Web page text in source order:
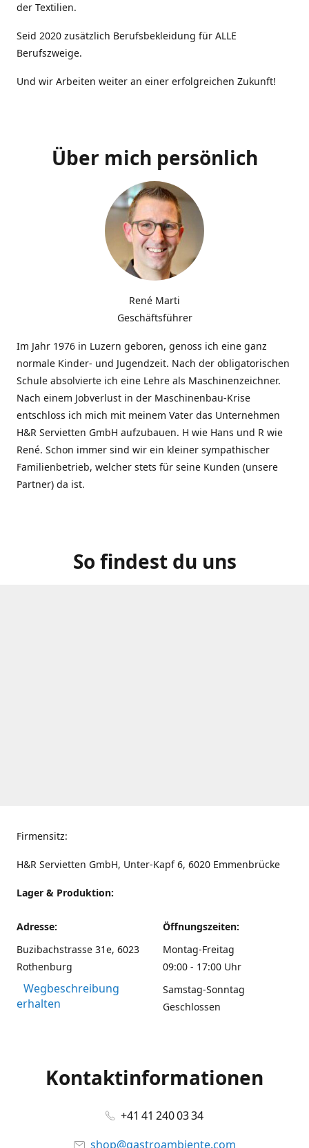
der Textilien.
Seid 2020 zusätzlich Berufsbekleidung für ALLE
Berufszweige.
Und wir Arbeiten weiter an einer erfolgreichen Zukunft!
Über mich persönlich
René Marti
Geschäftsführer
Im Jahr 1976 in Luzern geboren, genoss ich eine ganz
normale Kinder- und Jugendzeit. Nach der obligatorischen
Schule absolvierte ich eine Lehre als Maschinenzeichner.
Nach einem Jobverlust in der Maschinenbau-Krise
entschloss ich mich mit meinem Vater das Unternehmen
H&R Servietten GmbH aufzubauen. H wie Hans und R wie
René. Schon immer sind wir ein kleiner sympathischer
Familienbetrieb, welcher stets für seine Kunden (unsere
Partner) da ist.
So findest du uns
Firmensitz:
H&R Servietten GmbH, Unter-Kapf 6, 6020 Emmenbrücke
Lager & Produktion:
Adresse:
Buzibachstrasse 31e, 6023
Rothenburg
Wegbeschreibung
erhalten
Öffnungszeiten:
Montag-Freitag
09:00 - 17:00 Uhr
Samstag-Sonntag
Geschlossen
Kontaktinformationen
+41 41 240 03 34
shop@gastroambiente.com